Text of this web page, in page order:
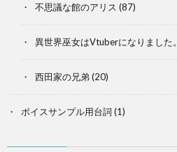
不思議な館のアリス (87)
異世界巫女はVtuberになりました。
西田家の兄弟(20)
ボイスサンプル用台詞 (1)